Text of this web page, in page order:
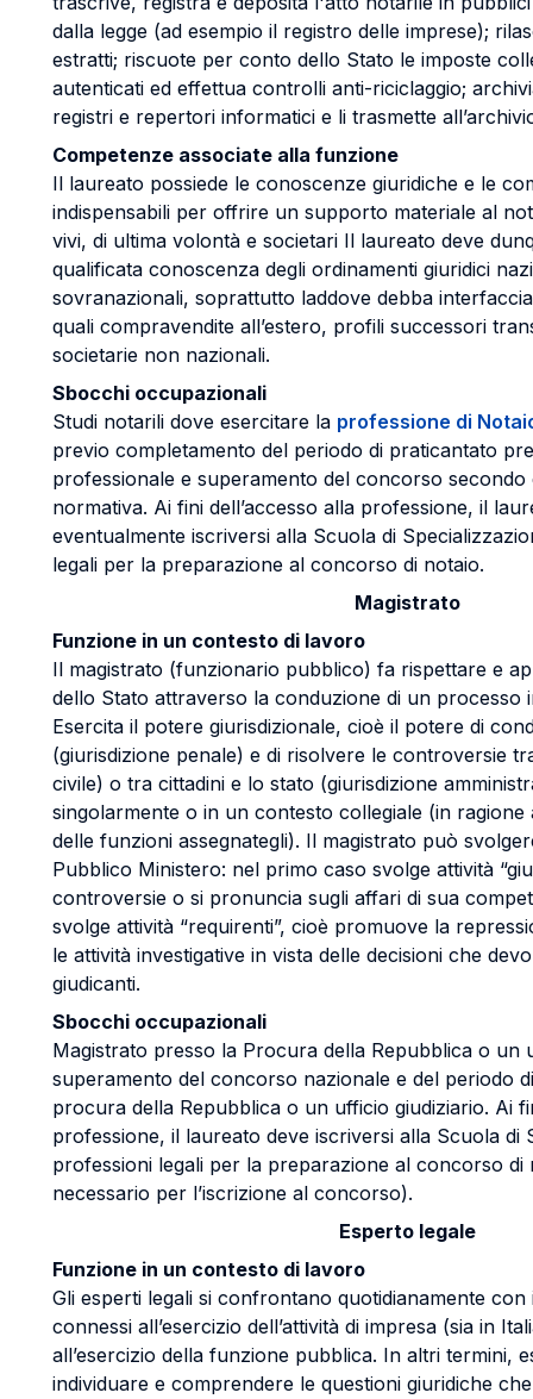
dalla legge (ad esempio il registro delle imprese);
estratti; riscuote per conto dello Stato le imposte
autenticati ed effettua controlli anti-riciclaggio;
registri e repertori informatici e li trasmette
Competenze associate alla funzione
Il laureato possiede le conoscenze giuridiche e le
indispensabili per offrire un supporto materiale al
vivi, di ultima volontà e societari Il laureato deve
qualificata conoscenza degli ordinamenti giuridici
sovranazionali, soprattutto laddove debba
quali compravendite all’estero, profili successori
societarie non nazionali.
Sbocchi occupazionali
Studi notarili dove esercitare la professione di
previo completamento del periodo di praticantato
professionale e superamento del concorso
normativa. Ai fini dell’accesso alla professione, il
eventualmente iscriversi alla Scuola di
legali per la preparazione al concorso di notaio.
Magistrato
Funzione in un contesto di lavoro
Il magistrato (funzionario pubblico) fa rispettare e
dello Stato attraverso la conduzione di un processo
Esercita il potere giurisdizionale, cioè il potere di
(giurisdizione penale) e di risolvere le controversie
civile) o tra cittadini e lo stato (giurisdizione
singolarmente o in un contesto collegiale (in ragione
delle funzioni assegnategli). Il magistrato può
Pubblico Ministero: nel primo caso svolge attività
controversie o si pronuncia sugli affari di sua
svolge attività “requirenti”, cioè promuove la
le attività investigative in vista delle decisioni che
giudicanti.
Sbocchi occupazionali
Magistrato presso la Procura della Repubblica o un
superamento del concorso nazionale e del periodo
procura della Repubblica o un ufficio giudiziario. Ai
professione, il laureato deve iscriversi alla Scuola di
professioni legali per la preparazione al concorso di
necessario per l’iscrizione al concorso).
Esperto legale
Funzione in un contesto di lavoro
Gli esperti legali si confrontano quotidianamente con
connessi all’esercizio dell’attività di impresa (sia in
all’esercizio della funzione pubblica. In altri termini,
individuare e comprendere le questioni giuridiche